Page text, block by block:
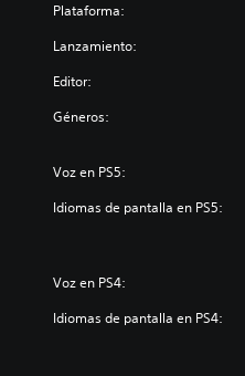
Plataforma:
Lanzamiento:
Editor:
Géneros:
Voz en PS5:
Idiomas de pantalla en PS5:
Voz en PS4:
Idiomas de pantalla en PS4: